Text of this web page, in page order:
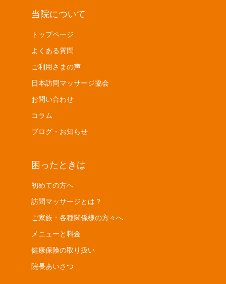
当院について
トップページ
よくある質問
ご利用さまの声
日本訪問マッサージ協会
お問い合わせ
コラム
ブログ・お知らせ
困ったときは
初めての方へ
訪問マッサージとは？
ご家族・各種関係様の方々へ
メニューと料金
健康保険の取り扱い
院長あいさつ